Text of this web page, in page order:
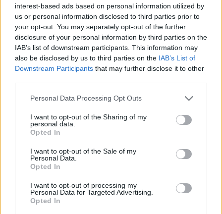
interest-based ads based on personal information utilized by
us or personal information disclosed to third parties prior to
your opt-out. You may separately opt-out of the further
disclosure of your personal information by third parties on the
IAB’s list of downstream participants. This information may
also be disclosed by us to third parties on the IAB’s List of
Downstream Participants that may further disclose it to other
Please note that this website/app uses one or more Google
not limited to your visit or usage behaviour. You may click to
grant or deny consent to Google and its third-party tags to
use your data for below specified purposes in below Google
consent section.
Personal Data Processing Opt Outs
I want to opt-out of the Sharing of my
personal data.
Opted In
I want to opt-out of the Sale of my
Personal Data.
Opted In
I want to opt-out of processing my
Personal Data for Targeted Advertising.
Opted In
Már látható jelei vannak az autópálya
bővítésének (GALÉRIA)